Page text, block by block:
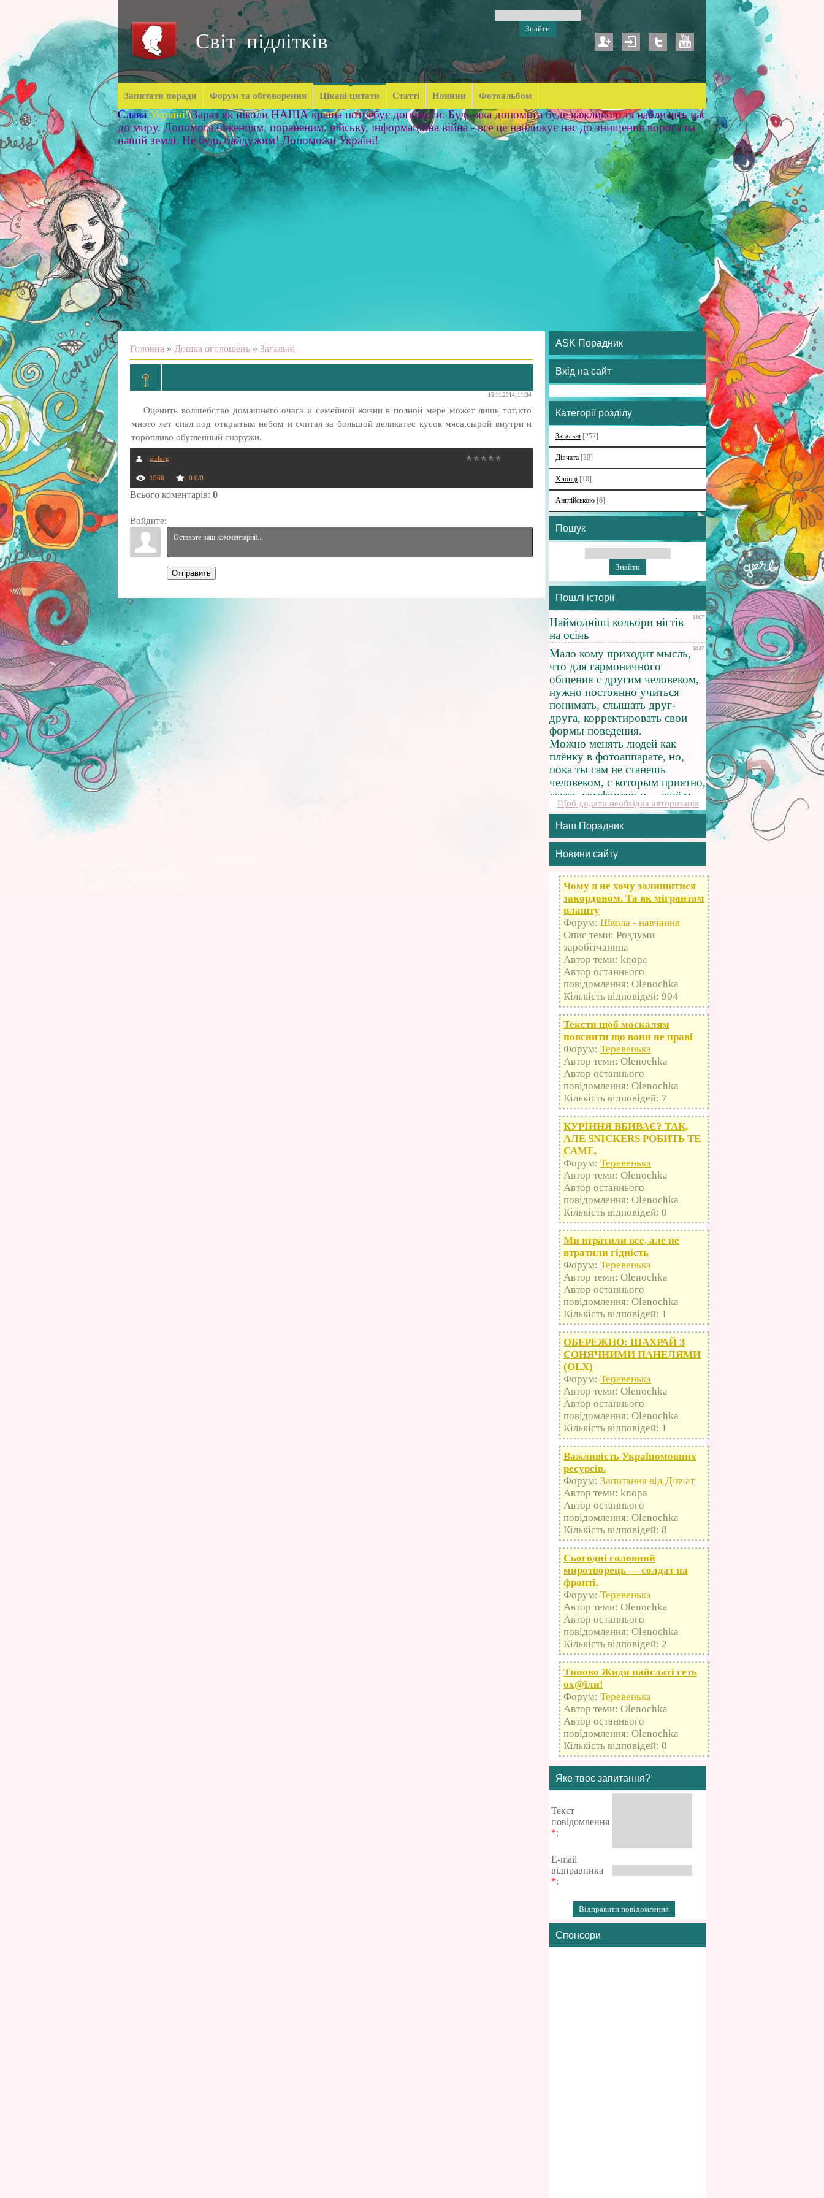
Світ підлітків
Запитати поради Форум та обговорення Цікаві цитати Статті Новини Фотоальбом
Слава Україні! Зараз як ніколи НАША країна потребує допомоги. Будь-яка допомога буде важливою та наблизить нас
до миру. Допомога біженцям, пораненим, війську, інформаційна війна - все це наближує нас до знищення ворога на
нашій землі. Не будь байдужим! Допоможи Україні!
Головна » Дошка оголошень » Загальні
15.11.2014, 11:34
Оценить волшебство домашнего очага и семейной жизни в полной мере может лишь тот,кто
много лет спал под открытым небом и считал за большой деликатес кусок мяса,сырой внутри и
торопливо обугленный снаружи.
girlorg
1066 0.0/0
Всього коментарів: 0
Войдите:
Отправить
ASK Порадник
Вхід на сайт
Категорії розділу
Загальні [252]
Дівчата [30]
Хлопці [10]
Англійською [6]
Пошук
Пошлі історії
Щоб додати необхідна авторизація
Наш Порадник
Новини сайту
Чому я не хочу залишитися
закордоном. Та як мігрантам
влашту
Форум: Школа - навчання
Опис теми: Роздуми
заробітчанина
Автор теми: knopa
Автор останнього
повідомлення: Olenochka
Кількість відповідей: 904
Тексти щоб москалям
пояснити що вони не праві
Форум: Теревенька
Автор теми: Olenochka
Автор останнього
повідомлення: Olenochka
Кількість відповідей: 7
КУРІННЯ ВБИВАЄ? ТАК,
АЛЕ SNICKERS РОБИТЬ ТЕ
САМЕ.
Форум: Теревенька
Автор теми: Olenochka
Автор останнього
повідомлення: Olenochka
Кількість відповідей: 0
Ми втратили все, але не
втратили гідність
Форум: Теревенька
Автор теми: Olenochka
Автор останнього
повідомлення: Olenochka
Кількість відповідей: 1
ОБЕРЕЖНО: ШАХРАЙ З
СОНЯЧНИМИ ПАНЕЛЯМИ
(OLX)
Форум: Теревенька
Автор теми: Olenochka
Автор останнього
повідомлення: Olenochka
Кількість відповідей: 1
Важливість Україномовних
ресурсів.
Форум: Запитання від Дівчат
Автор теми: knopa
Автор останнього
повідомлення: Olenochka
Кількість відповідей: 8
Сьогодні головний
миротворець — солдат на
фронті.
Форум: Теревенька
Автор теми: Olenochka
Автор останнього
повідомлення: Olenochka
Кількість відповідей: 2
Типово Жиди пайслаті геть
оx@їли!
Форум: Теревенька
Автор теми: Olenochka
Автор останнього
повідомлення: Olenochka
Кількість відповідей: 0
Яке твоє запитання?
Текст
повідомлення
*:
E-mail
відправника
*:
Спонсори